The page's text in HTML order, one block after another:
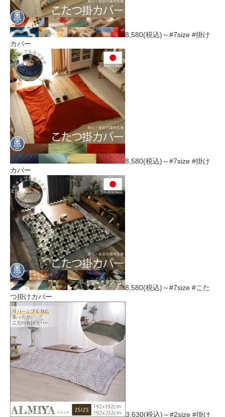
8,580(税込)～#7size #掛け
カバー
8,580(税込)～#7size #掛け
カバー
8,580(税込)～#7size #こた
つ掛けカバー
3,630(税込)～#2size #掛け